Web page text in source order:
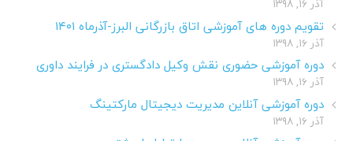
تقویم دوره های آموزشی اتاق بازرگانی البرز-آذرماه ۱۴۰۱
آذر ۱۶, ۱۳۹۸
دوره آموزشی حضوری نقش وکیل دادگستری در فرایند داوری
آذر ۱۶, ۱۳۹۸
دوره آموزشی آنلاین مدیریت دیجیتال مارکتینگ
آذر ۱۶, ۱۳۹۸